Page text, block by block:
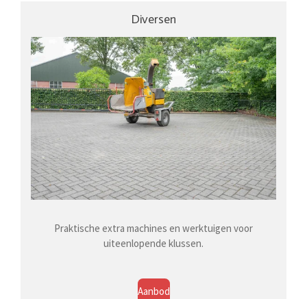
Diversen
Praktische extra machines en werktuigen voor
uiteenlopende klussen.
Aanbod